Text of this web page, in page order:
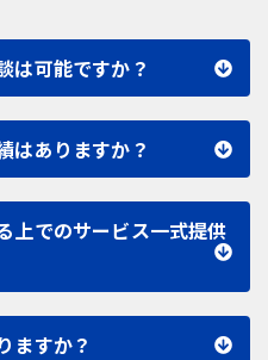
は可能ですか？
はありますか？
上でのサービス一式提供
ますか？